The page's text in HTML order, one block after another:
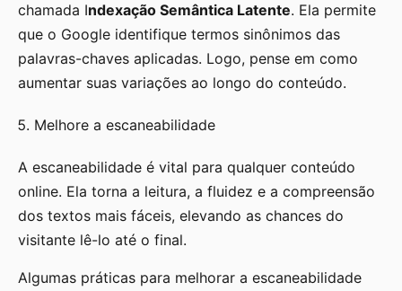
chamada Indexação Semântica Latente. Ela permite
que o Google identifique termos sinônimos das
palavras-chaves aplicadas. Logo, pense em como
aumentar suas variações ao longo do conteúdo.
Melhore a escaneabilidade
A escaneabilidade é vital para qualquer conteúdo
online. Ela torna a leitura, a fluidez e a compreensão
dos textos mais fáceis, elevando as chances do
visitante lê-lo até o final.
Algumas práticas para melhorar a escaneabilidade